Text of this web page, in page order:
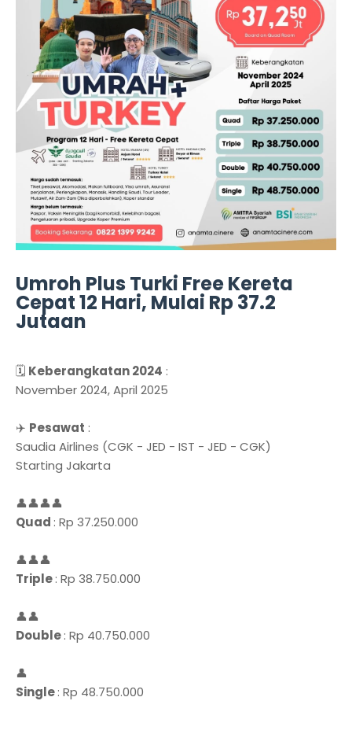
Umroh Plus Turki Free Kereta
Cepat 12 Hari, Mulai Rp 37.2
Jutaan
🗓️ Keberangkatan 2024 :
November 2024, April 2025
✈️ Pesawat :
Saudia Airlines (CGK - JED - IST - JED - CGK)
Starting Jakarta
👤👤👤👤
Quad : Rp 37.250.000
👤👤👤
Triple: Rp 38.750.000
👤👤
Double: Rp 40.750.000
👤
Single: Rp 48.750.000